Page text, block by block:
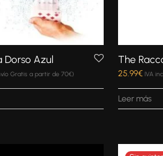
Dorso Azul
Gratis a partir de 70€)
The
25.99€ IVA
Leer más